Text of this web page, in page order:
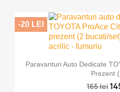
Paravanturi Auto Dedicate
Prezent
165 lei
-20 LEI